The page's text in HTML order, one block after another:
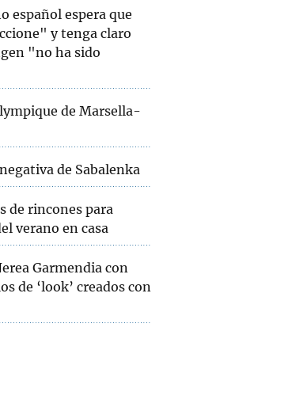
español espera que
y tenga claro
"no ha sido
de Marsella-
de Sabalenka
de rincones para
verano en casa
Garmendia con
de ‘look’ creados con